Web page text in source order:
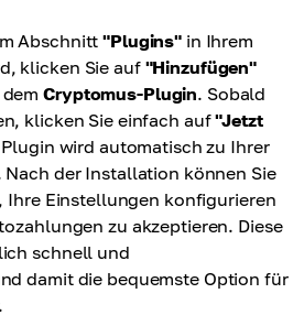
Abschnitt"Plugins" in Ihrem
klicken Sie auf "Hinzufügen"
demCryptomus-Plugin. Sobald
klicken Sie einfach auf"Jetzt
wird automatisch zu Ihrer
der Installation können Sie
Ihre Einstellungen konfigurieren
zu akzeptieren. Diese
schnell und
damit die bequemste Option für